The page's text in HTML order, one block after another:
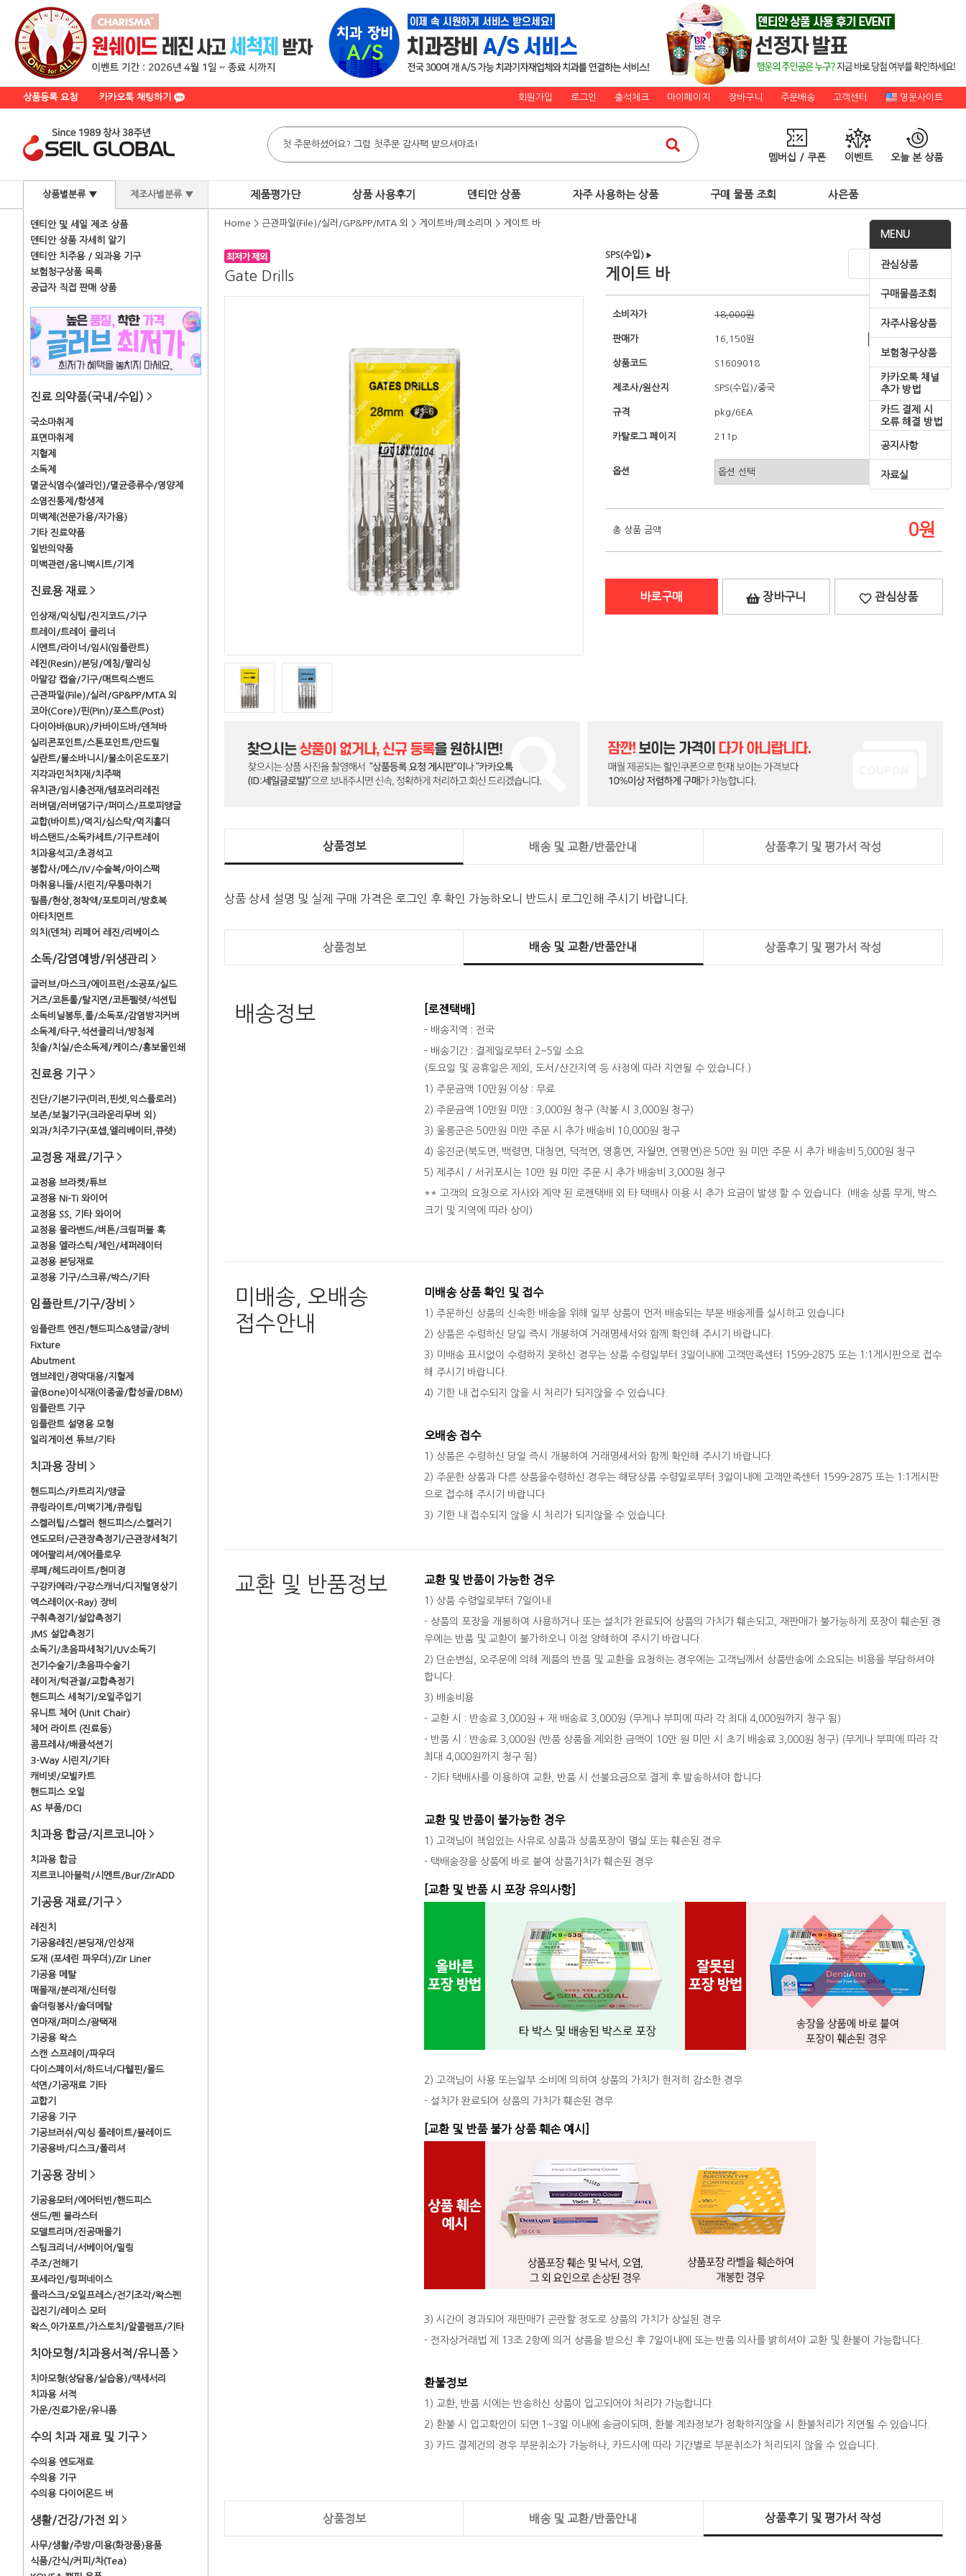
상품등록 요청 카카오톡 채팅하기 회원가입 로그인 출석체크 마이페이지 장바구니 주문배송 고객센터 영문사이트
멤버십 / 쿠폰 이벤트 오늘 본 상품
상품별분류 ▼ 제조사별분류 ▼
덴티안 및 세일 제조 상품
덴티안 상품 자세히 알기
덴티안 치주용 / 외과용 기구
보험청구상품 목록
공급자 직접 판매 상품
진료 의약품(국내/수입) >
국소마취제
표면마취제
지혈제
소독제
멸균식염수(셀라인)/멸균증류수/영양제
소염진통제/항생제
미백제(전문가용/자가용)
기타 진료약품
일반의약품
미백관련/옴니백시트/기계
진료용 재료 >
인상재/믹싱팁/진지코드/기구
트레이/트레이 클리너
시멘트/라이너/임시(임플란트)
레진(Resin)/본딩/에칭/팔리싱
아말감 캡슐/기구/매트릭스밴드
근관파일(File)/실러/GP&PP/MTA 외
코아(Core)/핀(Pin)/포스트(Post)
다이아바(BUR)/카바이드바/덴쳐바
실리콘포인트/스톤포인트/만드릴
실란트/불소바니시/불소이온도포기
지각과민처치재/치주팩
유치관/임시충전재/템포러리레진
러버댐/러버댐기구/퍼미스/프로피앵글
교합(바이트)/먹지/심스탁/먹지홀더
바스탠드/소독카세트/기구트레이
치과용석고/초경석고
봉합사/메스/IV/수술복/아이스팩
마취용니들/시린지/무통마취기
필름/현상,정착액/포토미러/방호복
아타치먼트
의치(덴쳐) 리페어 레진/리베이스
소독/감염예방/위생관리 >
글러브/마스크/에이프런/소공포/실드
거즈/코튼롤/탈지면/코튼펠렛/석션팁
소독비닐봉투,롤/소독포/감염방지커버
소독제/타구,석션클리너/방청제
칫솔/치실/손소독제/케이스/홍보물인쇄
진료용 기구 >
진단/기본기구(미러,핀셋,익스플로러)
보존/보철기구(크라운리무버 외)
외과/치주기구(포셉,엘리베이터,큐렛)
교정용 재료/기구 >
교정용 브라켓/튜브
교정용 Ni-Ti 와이어
교정용 SS, 기타 와이어
교정용 몰라밴드/버튼/크림퍼블 훅
교정용 엘라스틱/체인/세퍼레이터
교정용 본딩재료
교정용 기구/스크류/박스/기타
임플란트/기구/장비 >
임플란트 엔진/핸드피스&앵글/장비
Fixture
Abutment
멤브레인/경막대용/지혈제
골(Bone)이식재(이종골/합성골/DBM)
임플란트 기구
임플란트 설명용 모형
일리게이션 튜브/기타
치과용 장비 >
핸드피스/카트리지/앵글
큐링라이트/미백기계/큐링팁
스켈러팁/스켈러 핸드피스/스켈러기
엔도모터/근관장측정기/근관장세척기
에어팔리셔/에어플로우
루페/헤드라이트/현미경
구강카메라/구강스캐너/디지털영상기
엑스레이(X-Ray) 장비
구취측정기/설압측정기
JMS 설압측정기
소독기/초음파세척기/UV소독기
전기수술기/초음파수술기
레이저/턱관절/교합측정기
핸드피스 세척기/오일주입기
유니트 체어 (Unit Chair)
체어 라이트 (진료등)
콤프레샤/배큠석션기
3-Way 시린지/기타
캐비넷/모빌카트
핸드피스 오일
AS 부품/DCI
치과용 합금/지르코니아 >
치과용 합금
지르코니아블럭/시멘트/Bur/ZirADD
기공용 재료/기구 >
레진치
기공용레진/본딩재/인상재
도재 (포세린 파우더)/Zir Liner
기공용 메탈
매몰재/분리재/신터링
솔더링봉사/솔더메탈
연마재/퍼미스/광택재
기공용 왁스
스캔 스프레이/파우더
다이스페이서/하드너/다웰핀/몰드
석면/기공재료 기타
교합기
기공용 기구
기공브러쉬/믹싱 플레이트/블레이드
기공용바/디스크/폴리셔
기공용 장비 >
기공용모터/에어터빈/핸드피스
샌드/펜 블라스터
모델트리머/진공매몰기
스팀크리너/서베이어/밀링
주조/전해기
포세라인/링퍼네이스
플라스크/오일프레스/전기조각/왁스펜
집진기/레이스 모터
왁스,아가포트/가스토치/알콜램프/기타
치아모형/치과용서적/유니폼 >
치아모형(상담용/실습용)/액세서리
치과용 서적
가운/진료가운/유니폼
수의 치과 재료 및 기구 >
수의용 엔도재료
수의용 기구
수의용 다이어몬드 버
생활/건강/가전 외 >
사무/생활/주방/미용(화장품)용품
식품/간식/커피/차(Tea)
제품평가단 상품 사용후기 덴티안 상품 자주 사용하는 상품 구매 물품 조회 사은품
MENU
관심상품
구매물품조회
자주사용상품
보험청구상품
카카오톡 채널
추가 방법
카드 결제 시
오류 해결 방법
공지사항
자료실
Home > 근관파일(File)/실러/GP&PP/MTA 외 > 게이트바/페소리머 > 게이트 바
Gate Drills
SPS(수입) ▶
게이트 바
소비자가 18,000원
판매가 16,150원 쇼핑혜택
상품코드 S1609018
제조사/원산지 SPS(수입) /중국
규격 pkg/6EA
카탈로그 페이지 211p
옵션
총 상품 금액 0원
바로구매 장바구니 관심상품
상품정보 배송 및 교환/반품안내 상품후기 및 평가서 작성
상품 상세 설명 및 실제 구매 가격은 로그인 후 확인 가능하오니 반드시 로그인해 주시기 바랍니다.
상품정보 배송 및 교환/반품안내 상품후기 및 평가서 작성
배송정보 [로젠택배]
- 배송지역 : 전국
- 배송기간 : 결제일로부터 2~5일 소요
(토요일 및 공휴일은 제외, 도서/산간지역 등 사정에 따라 지연될 수 있습니다.)
1) 주문금액 10만원 이상 : 무료
2) 주문금액 10만원 미만 : 3,000원 청구 (착불 시 3,000원 청구)
3) 울릉군은 50만원 미만 주문 시 추가 배송비 10,000원 청구
4) 옹진군(북도면, 백령면, 대청면, 덕적면, 영흥면, 자월면, 연평면)은 50만 원 미만 주문 시 추가 배송비 5,000원 청구
5) 제주시 / 서귀포시는 10만 원 미만 주문 시 추가 배송비 3,000원 청구
** 고객의 요청으로 자사와 계약 된 로젠택배 외 타 택배사 이용 시 추가 요금이 발생 할 수 있습니다. (배송 상품 무게, 박스
크기 및 지역에 따라 상이)
미배송, 오배송
접수안내
미배송 상품 확인 및 접수
1) 주문하신 상품의 신속한 배송을 위해 일부 상품이 먼저 배송되는 부분 배송제를 실시하고 있습니다.
2) 상품은 수령하신 당일 즉시 개봉하여 거래명세서와 함께 확인해 주시기 바랍니다.
3) 미배송 표시없이 수령하지 못하신 경우는 상품 수령일부터 3일이내에 고객만족센터 1599-2875 또는 1:1게시판으로 접수
해 주시기 바랍니다.
4) 기한 내 접수되지 않을 시 처리가 되지않을 수 있습니다.
오배송 접수
1) 상품은 수령하신 당일 즉시 개봉하여 거래명세서와 함께 확인해 주시기 바랍니다.
2) 주문한 상품과 다른 상품을수령하신 경우는 해당상품 수령일로부터 3일이내에 고객만족센터 1599-2875 또는 1:1게시판
으로 접수해 주시기 바랍니다.
3) 기한 내 접수되지 않을 시 처리가 되지않을 수 있습니다.
교환 및 반품정보 교환 및 반품이 가능한 경우
1) 상품 수령일로부터 7일이내
- 상품의 포장을 개봉하여 사용하거나 또는 설치가 완료되어 상품의 가치가 훼손되고, 재판매가 불가능하게 포장이 훼손된 경
우에는 반품 및 교환이 불가하오니 이점 양해하여 주시기 바랍니다.
2) 단순변심, 오주문에 의해 제품의 반품 및 교환을 요청하는 경우에는 고객님께서 상품반송에 소요되는 비용을 부담하셔야
합니다.
3) 배송비용
- 교환 시 : 반송료 3,000원 + 재 배송료 3,000원 (무게나 부피에 따라 각 최대 4,000원까지 청구 됨)
- 반품 시 : 반송료 3,000원 (반품 상품을 제외한 금액이 10만 원 미만 시 초기 배송료 3,000원 청구) (무게나 부피에 따라 각
최대 4,000원까지 청구 됨)
- 기타 택배사를 이용하여 교환, 반품 시 선불요금으로 결제 후 발송하셔야 합니다.
교환 및 반품이 불가능한 경우
1) 고객님이 책임있는 사유로 상품과 상품포장이 멸실 또는 훼손된 경우
- 택배송장을 상품에 바로 붙여 상품가치가 훼손된 경우
[교환 및 반품 시 포장 유의사항]
2) 고객님이 사용 또는일부 소비에 의하여 상품의 가치가 현저히 감소한 경우
- 설치가 완료되어 상품의 가치가 훼손된 경우
[교환 및 반품 불가 상품 훼손 예시]
3) 시간이 경과되어 재판매가 곤란할 정도로 상품의 가치가 상실된 경우
- 전자상거래법 제 13조 2항에 의거 상품을 받으신 후 7일이내에 또는 반품 의사를 밝히셔야 교환 및 환불이 가능합니다.
환불정보
1) 교환, 반품 시에는 반송하신 상품이 입고되어야 처리가 가능합니다.
2) 환불 시 입고확인이 되면 1~3일 이내에 송금이되며, 환불 계좌정보가 정확하지않을 시 환불처리가 지연될 수 있습니다.
3) 카드 결제건의 경우 부분취소가 가능하나, 카드사에 따라 기간별로 부분취소가 처리되지 않을 수 있습니다.
상품정보 배송 및 교환/반품안내 상품후기 및 평가서 작성